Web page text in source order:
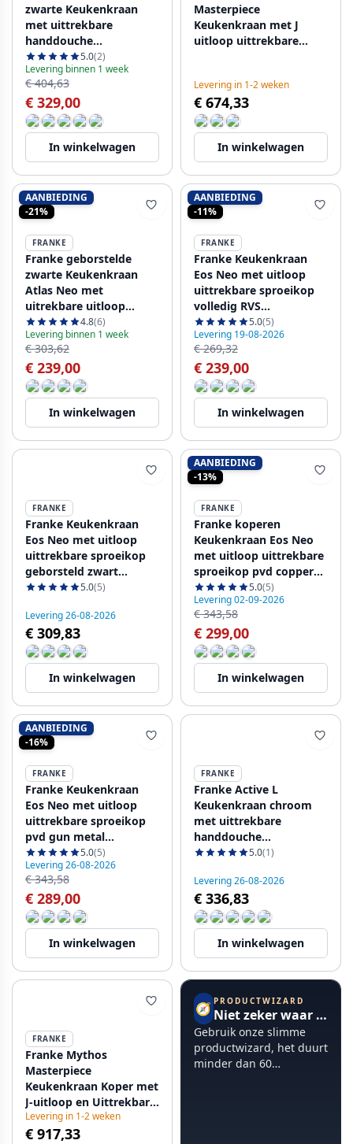
zwarte Keukenkraan
met uittrekbare
handdouche
115.0653.382
5.0(2)
Levering binnen 1 week
€ 404,63
€ 329,00
In winkelwagen
Masterpiece
Keukenkraan met J
uitloop uittrekbare
Levering in 1-2 weken
€ 674,33
In winkelwagen
AANBIEDING
-21%
FRANKE
Franke geborstelde
zwarte Keukenkraan
Atlas Neo met
uitrekbare uitloop
115.0550.427
4.8(6)
Levering binnen 1 week
€ 303,62
€ 239,00
In winkelwagen
AANBIEDING
-11%
FRANKE
Franke Keukenkraan
Eos Neo met uitloop
uittrekbare sproeikop
volledig RVS
115.0590.045
5.0(5)
Levering 19-08-2026
€ 269,32
€ 239,00
In winkelwagen
FRANKE
Franke Keukenkraan
Eos Neo met uitloop
uittrekbare sproeikop
geborsteld zwart
115.0613.671
5.0(5)
Levering 26-08-2026
€ 309,83
In winkelwagen
AANBIEDING
-13%
FRANKE
Franke koperen
Keukenkraan Eos Neo
met uitloop uittrekbare
sproeikop pvd copper
115.0628.254
5.0(5)
Levering 02-09-2026
€ 343,58
€ 299,00
In winkelwagen
AANBIEDING
-16%
FRANKE
Franke Keukenkraan
Eos Neo met uitloop
uittrekbare sproeikop
pvd gun metal
115.0628.256
5.0(5)
Levering 26-08-2026
€ 343,58
€ 289,00
In winkelwagen
FRANKE
Franke Active L
Keukenkraan chroom
met uittrekbare
handdouche
115.0653.379
5.0(1)
Levering 26-08-2026
€ 336,83
In winkelwagen
FRANKE
Franke Mythos
Masterpiece
Keukenkraan Koper met
J-uitloop en Uittrekbare
Sproeikop -
115.0711.557
Levering in 1-2 weken
€ 917,33
🧭 PRODUCTWIZARD
Niet zeker waar te beginnen?
Gebruik onze slimme
productwizard, het duurt
minder dan 60